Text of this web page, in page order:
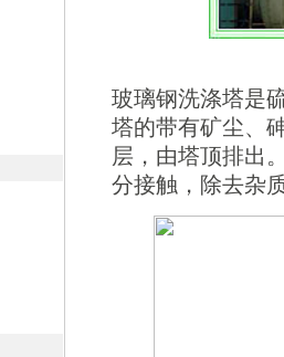
玻璃钢洗涤塔是
塔的带有矿尘、
层，由塔顶排出
分接触，除去杂